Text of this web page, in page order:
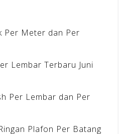
Per Meter dan Per
Lembar Terbaru Juni
Per Lembar dan Per
Plafon Per Batang